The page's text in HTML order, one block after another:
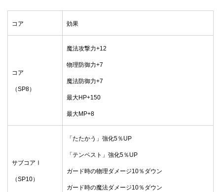
コア 効果
コア
（SP8）
魔法攻撃力+12
物理防御力+7
魔法防御力+7
最大HP+150
最大MP+8
サブコアⅠ
（SP10）
「たたかう」強化5％UP
「テンペスト」強化5％UP
ガード時の物理ダメージ10％ダウン
ガード時の魔法ダメージ10％ダウン